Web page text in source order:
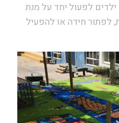
לפעול יחד על מנת
חידה או להפעיל